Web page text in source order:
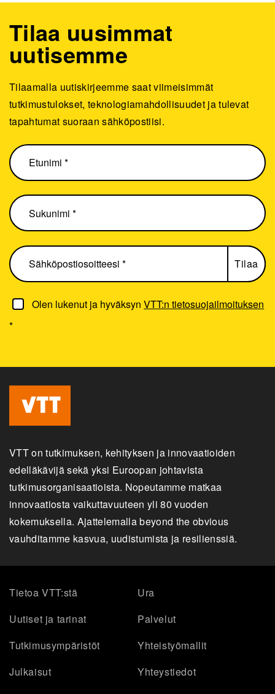
Olen lukenut ja hyväksynVTT:n tietosuojailmoituksen
*
Tilaa uusimmat
uutisemme
Tilaamalla uutiskirjeemme saat viimeisimmät
tutkimustulokset, teknologiamahdollisuudet ja tulevat
tapahtumat suoraan sähköpostiisi.
VTT on tutkimuksen, kehityksen ja innovaatioiden
edelläkävijä sekä yksi Euroopan johtavista
tutkimusorganisaatioista. Nopeutamme matkaa
innovaatiosta vaikuttavuuteen yli 80 vuoden
kokemuksella. Ajattelemalla beyond the obvious
vauhditamme kasvua, uudistumista ja resilienssiä.
Tietoa VTT:stä
Ura
Uutiset ja tarinat
Palvelut
Tutkimusympäristöt
Yhteistyömallit
Julkaisut
Yhteystiedot